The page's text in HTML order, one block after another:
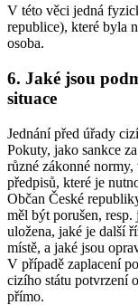
V této věci jedná
republice), které byla
osoba.
6. Jaké jsou
situace
Jednání před úřady
Pokuty, jako sankce
různé zákonné
předpisů, které je
Občan České
měl být porušen,
uložena, jaké je další
místě, a jaké jsou
V případě zaplacení
cizího státu potvrzení
přímo.